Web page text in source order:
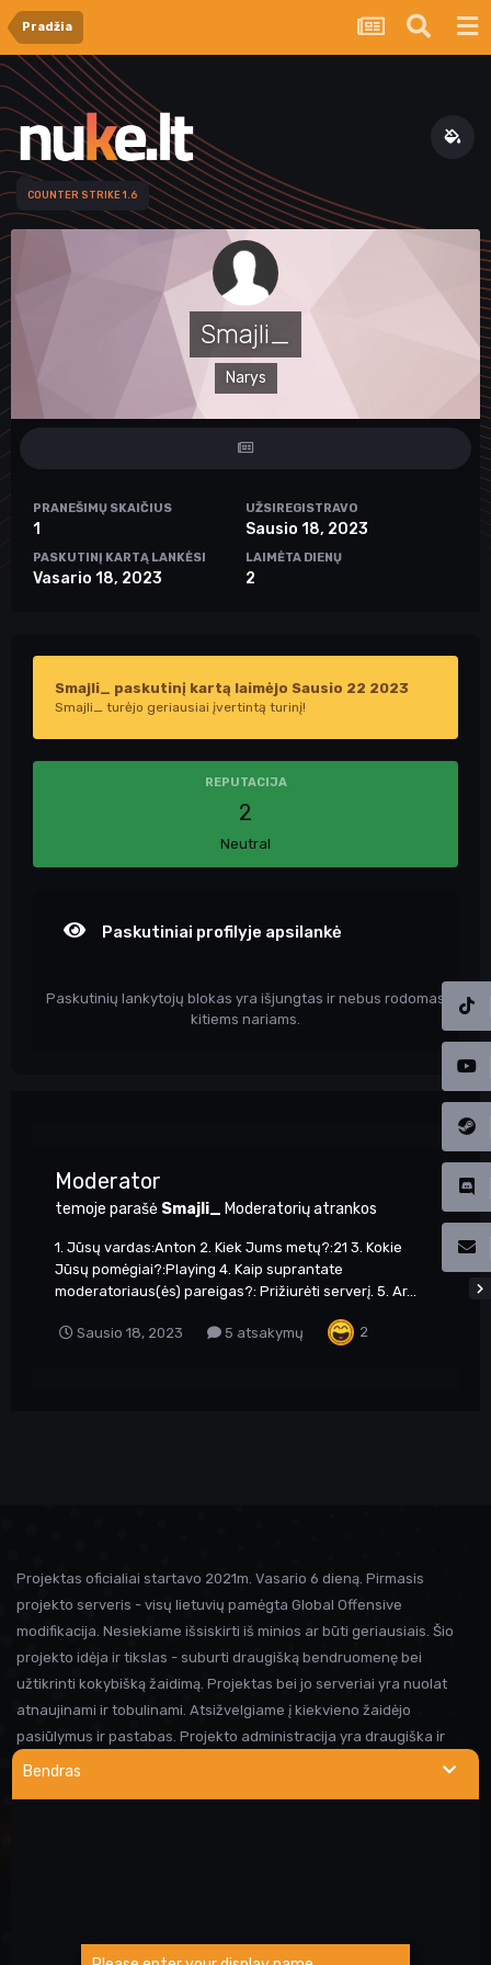
Pradžia
COUNTER STRIKE 1.6
Smajli_
Narys
PRANEŠIMŲ SKAIČIUS
1
UŽSIREGISTRAVO
Sausio 18, 2023
PASKUTINĮ KARTĄ LANKĖSI
Vasario 18, 2023
LAIMĖTA DIENŲ
2
Smajli_ paskutinį kartą laimėjo Sausio 22 2023
Smajli_ turėjo geriausiai įvertintą turinį!
REPUTACIJA
2
Neutral
Paskutiniai profilyje apsilankė
Paskutinių lankytojų blokas yra išjungtas ir nebus rodomas
kitiems nariams.
Moderator
temoje parašė Smajli_ Moderatorių atrankos
1. Jūsų vardas:Anton 2. Kiek Jums metų?:21 3. Kokie
Jūsų pomėgiai?:Playing 4. Kaip suprantate
moderatoriaus(ės) pareigas?: Prižiurėti serverį. 5. Ar...
Sausio 18, 2023 5 atsakymų 2
Bendras
Projektas oficialiai startavo 2021m. Vasario 6 dieną. Pirmasis
projekto serveris - visų lietuvių pamėgta Global Offensive
modifikacija. Nesiekiame išsiskirti iš minios ar būti geriausiais. Šio
projekto idėja ir tikslas - suburti draugišką bendruomenę bei
užtikrinti kokybišką žaidimą. Projektas bei jo serveriai yra nuolat
atnaujinami ir tobulinami. Atsižvelgiame į kiekvieno žaidėjo
pasiūlymus ir pastabas. Projekto administracija yra draugiška ir
visada linkusi padėti prireikus pagalbos. Iki susitikimo serveryje!